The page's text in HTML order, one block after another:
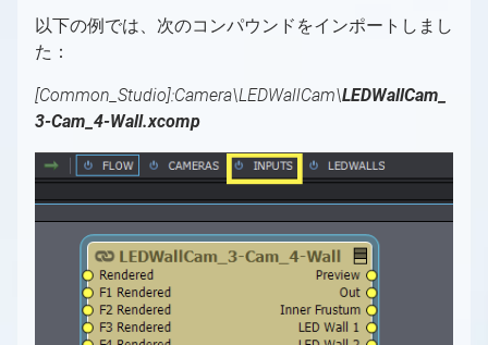
パネルの概要
キーボードショートカット
トランスフォーメーションギズモとシーン設
定の編集
Aximmetry Instant とは何ですか？
Aximmetry インスタントシーンの使用方法
NDI
SMPTE 2110 入力/出力設定
SRT
SRT
Streaming
ストリーミング（YouTube、Facebook、
Twitchなど）
へのストリーミング
録画
カメラ追跡データの録画方法
ビデオ録画と画像キャプチャ
AximmetryでのGPIOの使用
AximmetryでのOSCメッセージ
DMXをAximmetryで使用する
DMXによるピクセルマッピング
する
Loupedeckコンソール/Razer Stream
Controllerを使用してシーンを制御する
MIDIをAximmetryで使用する
Aximmetryでのシリアルポートの使用
ArionをAximmetryで使用するための設定
する
対応ファイル形式、エンコーダー、デコーダー
トラッキングシステムユニットの設定
通信の設定
方法
基本キャリブレーター
カメラキャリブレーター
シーン設定
基本ツール
キャリブレーションのテスト
追加ツール
特定のトラッキングシステムの設定
アンティレイテンシー設定
Indiemark/Glassmarkの使用
Optitrack
HTC Vive設定
HTC Vive Mars設定
Free-D システムの設定
Vanishing Point Viper の使用
カメラとヘッドの変換
PTZ カメラ
3D モデルのエクスポート
マテリアル
PBR マテリアル
ライティング
シャドウ
平面反射
パーティクルシステム
最適化
Unrealプロジェクトの準備
ブループリントを使用した追加の制御
Aximmetry UEストックシーンの使用と編集
高度な情報と機能
AximmetryのUnrealにおける
LevelでSceneを切り替える
FABからアセットを取得する方法
AX Scene Editor用サードパーティ製コー
ドプラグインのインストール方法
バーチャルカメラコンパウンド
クロッピング
キーイング設定（バーチャルカメラ）
バーチャルカメラコンパウンドでのビルボー
ド設定
バーチャルカメラコンパウンドのカメラコン
トロールパネル
バーチャルカメラの移動
カメラシーケンサー
スタジオ設定例（グリーンスクリーン、トラ
ッキングカメラ）
入力（トラッキングカメラ）
スタジオコントロールパネル
キーイング設定（トラッキングカメラ）
トラッキングカメラビルボード：配置
トラッキングカメラビルボード：影と光
トラッキングカメラビルボード：反射
トラッキングカメラビルボード：オクルージ
キーイング
キーイング
3Dクリーンプレートジェネレーターの使用
外部キーヤーとのAximmetryの使用
UnityでのAximmetryを外部キーヤーとして
使用する方法
Vanilla Unreal EngineでのAximmetryを外部
キーヤーとして使用する方法
ヴィネット補正が役立つ場合
LEDの活用事例
Aximmetry シーン設定（LED ウォール）
Unreal シーン設定（LEDウォール）
入力の設定
入力コントロールボードの概要
トラッキング対応カメラインプット
シーン配置
複数のカメラを1つのシーン内に配置する
LEDウォールの設置
LEDウォール制御盤の概要
LEDウォールの設置方法
デジタル拡張機能の設定
デジタル拡張機能の設定
最終化
以下の例では、次のコンパウンドをインポートしまし
た：
[Common_Studio]:Camera\LEDWallCam\LEDWallCam_
3-Cam_4-Wall.xcomp